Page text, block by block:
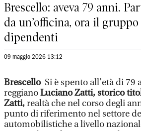
Brescello: aveva 79 anni.
da un’officina, ora il gruppo
dipendenti
09 maggio 2026 13:12
Brescello Si è spento all’età di
reggianoLuciano Zatti, storico
Zatti,realtà che nel corso degli
punto di riferimento nel settore
automobilistiche a livello